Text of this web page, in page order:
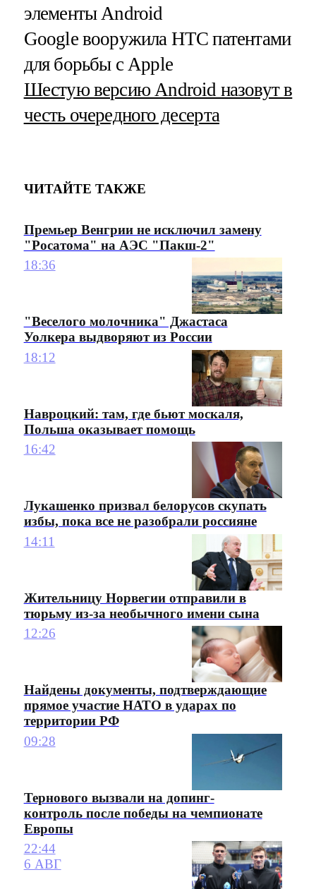
элементы Android
Google вооружила HTC патентами
для борьбы с Apple
Шестую версию Android назовут в
честь очередного десерта
ЧИТАЙТЕ ТАКЖЕ
Премьер Венгрии не исключил замену
"Росатома" на АЭС "Пакш-2"
18:36
"Веселого молочника" Джастаса
Уолкера выдворяют из России
18:12
Навроцкий: там, где бьют москаля,
Польша оказывает помощь
16:42
Лукашенко призвал белорусов скупать
избы, пока все не разобрали россияне
14:11
Жительницу Норвегии отправили в
тюрьму из-за необычного имени сына
12:26
Найдены документы, подтверждающие
прямое участие НАТО в ударах по
территории РФ
09:28
Тернового вызвали на допинг-
контроль после победы на чемпионате
Европы
22:44
6 АВГ